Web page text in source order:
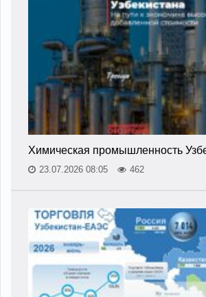
Химическая промышленность
23.07.2026 08:05 462